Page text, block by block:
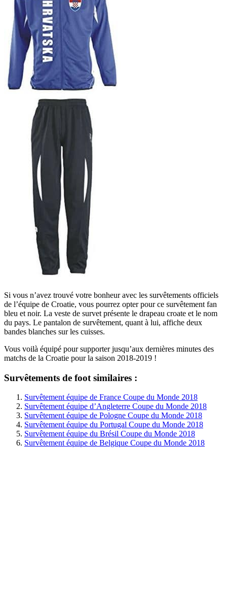
Si vous n’avez trouvé votre bonheur avec les survêtements officiels
de l’équipe de Croatie, vous pourrez opter pour ce survêtement fan
bleu et noir. La veste de survet présente le drapeau croate et le nom
du pays. Le pantalon de survêtement, quant à lui, affiche deux
bandes blanches sur les cuisses.
Vous voilà équipé pour supporter jusqu’aux dernières minutes des
matchs de la Croatie pour la saison 2018-2019 !
Survêtements de foot similaires :
Survêtement équipe de France Coupe du Monde 2018
Survêtement équipe d’Angleterre Coupe du Monde 2018
Survêtement équipe de Pologne Coupe du Monde 2018
Survêtement équipe du Portugal Coupe du Monde 2018
Survêtement équipe du Brésil Coupe du Monde 2018
Survêtement équipe de Belgique Coupe du Monde 2018